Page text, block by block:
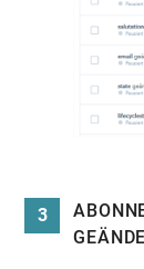
3